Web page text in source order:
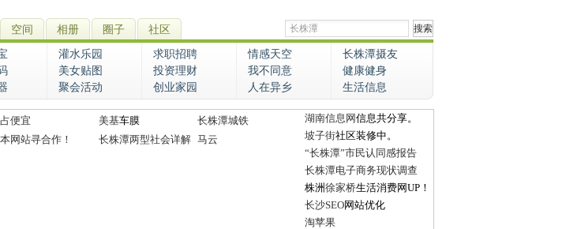
空间 相册 圈子 社区
灌水乐园 求职招聘 情感天空
长株潭摄友
美女贴图 投资理财 我不同意
健康健身
聚会活动 创业家园 人在异乡 生活信息
占便宜 美基车膜
长株潭城铁
本网站寻合作！ 长株潭两型社会详解 马云
湖南信息网信息共分享。
坡子街社区装修中。
“长株潭”市民认同感报告
长株潭电子商务现状调查
株洲徐家桥生活消费网UP！
长沙SEO网站优化
淘苹果